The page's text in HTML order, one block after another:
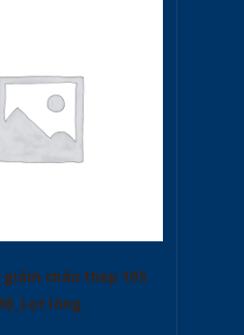
giảm chấn thép 105
lòng